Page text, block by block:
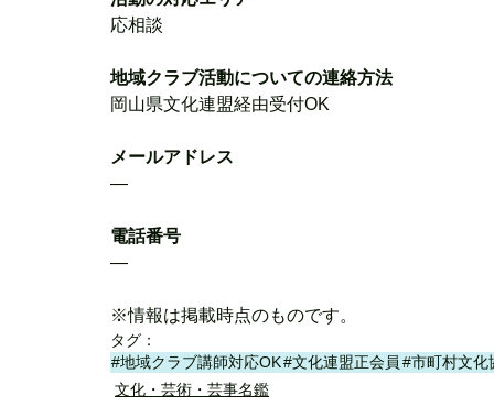
応相談
地域クラブ活動についての連絡方法
岡山県文化連盟経由受付OK
メールアドレス
―
電話番号
―
※情報は掲載時点のものです。
タグ：
#地域クラブ講師対応OK#文化連盟正会員 #市町村文化
文化・芸術・芸事名鑑